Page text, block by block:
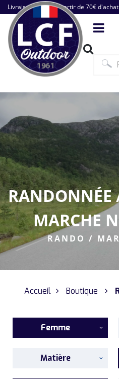
Livraison offerte à partir de 70€ d'achat
RANDONNÉE
MARCHE
RANDO /
Accueil Boutique
Femme
Matière